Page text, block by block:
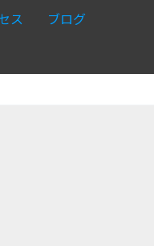
ス
ブログ